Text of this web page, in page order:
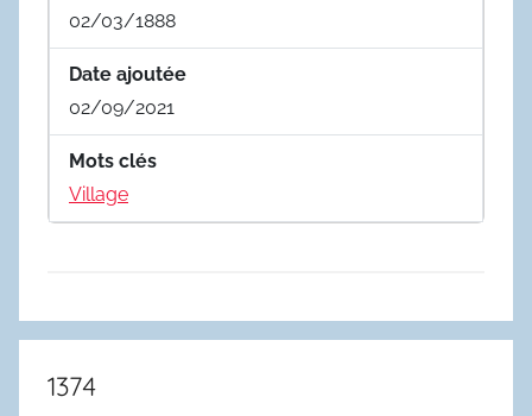
02/03/1888
Date ajoutée
02/09/2021
Mots clés
Village
1374